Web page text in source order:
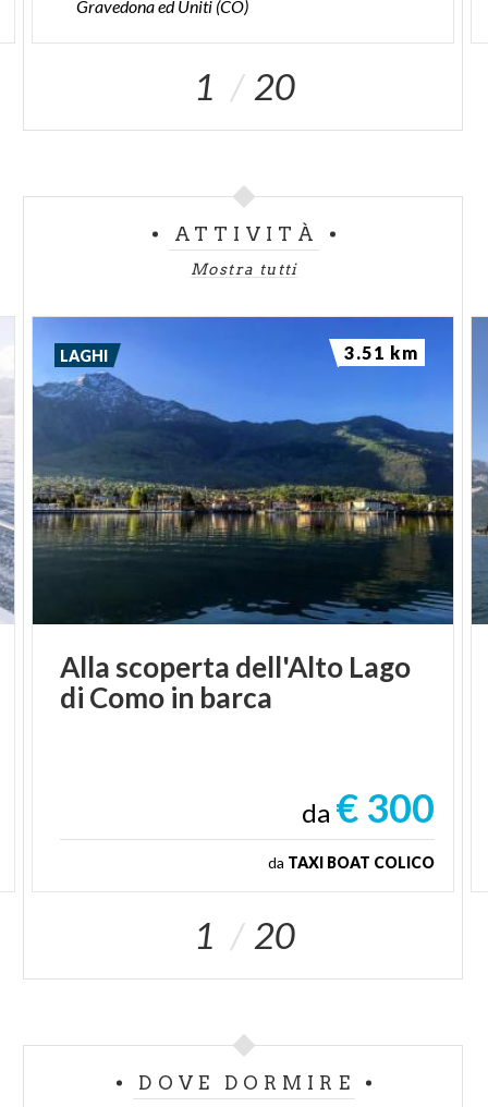
Gravedona ed Uniti (CO)
1 20
ATTIVITÀ
Mostra tutti
Alla scoperta dell'Alto Lago
di Como in barca
da € 300
da TAXI BOAT COLICO
LAGHI 3.51 km
1 20
DOVE DORMIRE